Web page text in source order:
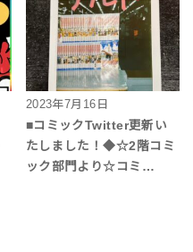
2023年7月16日
■コミックTwitter更新い
たしました！◆☆2階コミ
ック部門より☆コミ…